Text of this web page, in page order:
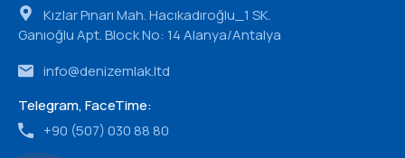
Kızlar Pınarı Mah. Hacıkadıroğlu_1 SK.
Ganıoğlu Apt. Block No: 14 Alanya/Antalya
info@denizemlak.ltd
Telegram, FaceTime:
+90 (507) 030 88 80